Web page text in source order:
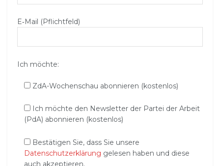
E‑Mail (Pflichtfeld)
Ich möchte:
ZdA-Wochenschau abonnieren (kostenlos)
Ich möchte den Newsletter der Partei der Arbeit
(PdA) abonnieren (kostenlos)
Bestätigen Sie, dass Sie unsere
Datenschutzerklärung gelesen haben und diese
auch akzeptieren.